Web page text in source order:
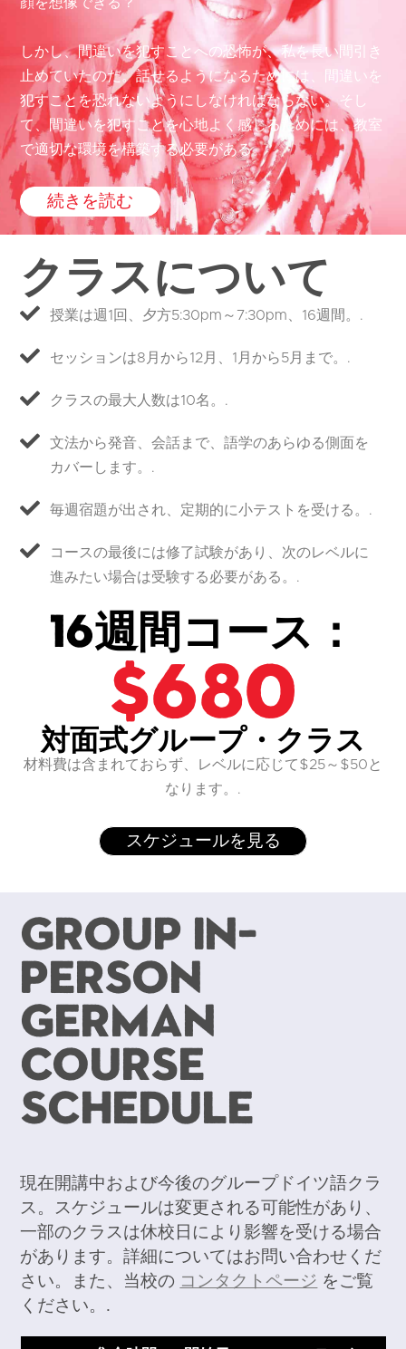
顔を想像できる？
しかし、間違いを犯すことへの恐怖が、私を長い間引き
止めていたのだ。話せるようになるためには、間違いを
犯すことを恐れないようにしなければならない。そし
て、間違いを犯すことを心地よく感じるためには、教室
で適切な環境を構築する必要がある。”
続きを読む
クラスについて
授業は週1回、夕方5:30pm～7:30pm、16週間。.
セッションは8月から12月、1月から5月まで。.
クラスの最大人数は10名。.
文法から発音、会話まで、語学のあらゆる側面を
カバーします。.
毎週宿題が出され、定期的に小テストを受ける。.
コースの最後には修了試験があり、次のレベルに
進みたい場合は受験する必要がある。.
16週間コース：
$680
対面式グループ・クラス
材料費は含まれておらず、レベルに応じて$25～$50と
なります。.
スケジュールを見る
Group In-
Person
German
Course
Schedule
現在開講中および今後のグループドイツ語クラ
ス。スケジュールは変更される可能性があり、
一部のクラスは休校日により影響を受ける場合
があります。詳細についてはお問い合わせくだ
さい。また、当校の コンタクトページ をご覧
ください。.